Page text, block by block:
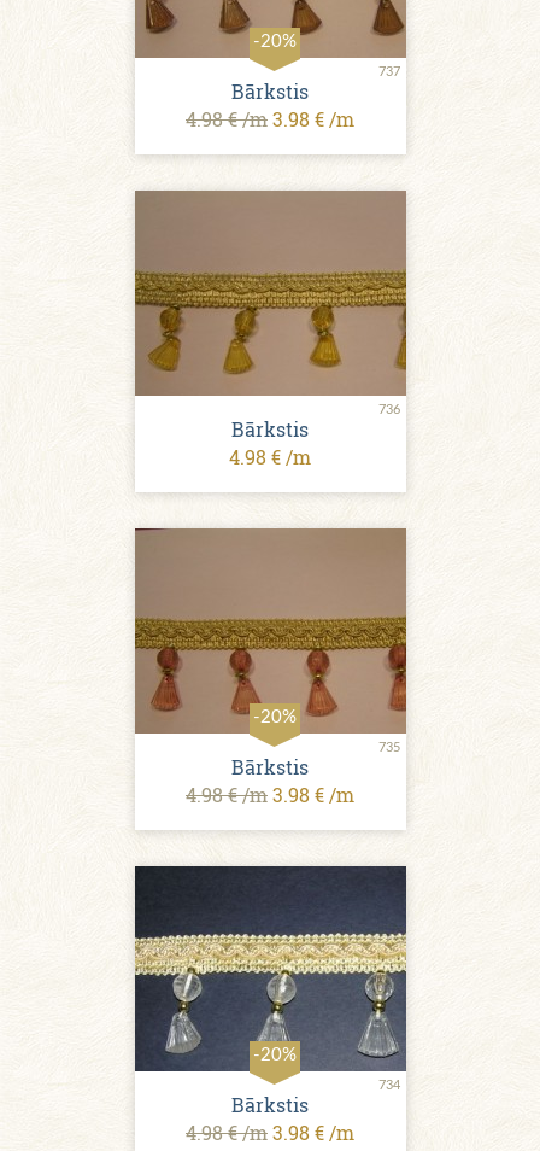
-20%
737
Bārkstis
4.98 € /m3.98 € /m
736
Bārkstis
4.98 € /m
-20%
735
Bārkstis
4.98 € /m3.98 € /m
-20%
734
Bārkstis
4.98 € /m3.98 € /m